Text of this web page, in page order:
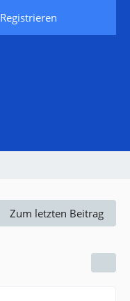
Registrieren
Zum letzten Beitrag